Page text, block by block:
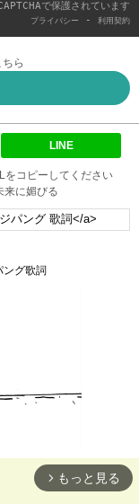
で保護されています
プライバシー - 利用契約
ら
LINE
をコピーしてください
来に媚びる
ング歌詞
arrow_forward_ios もっと見る